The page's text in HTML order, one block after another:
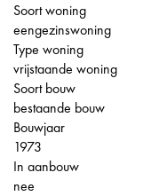
Soort woning
eengezinswoning
Type woning
vrijstaande woning
Soort bouw
bestaande bouw
Bouwjaar
1973
In aanbouw
nee